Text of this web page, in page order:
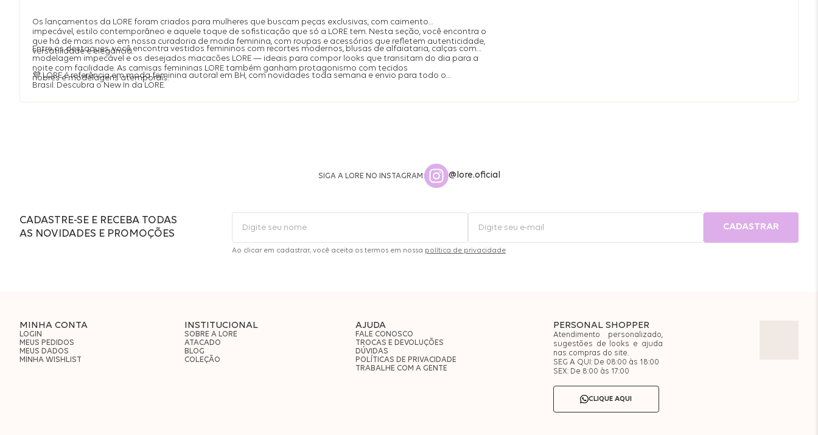
Os lançamentos da LORE foram criados para mulheres que buscam peças exclusivas, com caimento
impecável, estilo contemporâneo e aquele toque de sofisticação que só a LORE tem. Nesta seção, você encontra o
que há de mais novo em nossa curadoria de moda feminina, com roupas e acessórios que refletem autenticidade,
versatilidade e elegância.
Entre os destaques, você encontra vestidos femininos com recortes modernos, blusas de alfaiataria, calças com
modelagem impecável e os desejados macacões LORE — ideais para compor looks que transitam do dia para a
noite com facilidade. As camisas femininas LORE também ganham protagonismo com tecidos
nobres e modelagens atemporais.
💜 LORE é referência em moda feminina autoral em BH, com novidades toda semana e envio para todo o
Brasil. Descubra o New In da LORE.
SIGA A LORE NO INSTAGRAM: @lore.oficial
CADASTRE-SE E RECEBA TODAS
AS NOVIDADES E PROMOÇÕES
CADASTRAR
Ao clicar em cadastrar, você aceita os termos em nossa política de privacidade
MINHA CONTA
LOGIN
MEUS PEDIDOS
MEUS DADOS
MINHA WISHLIST
INSTITUCIONAL
SOBRE A LORE
ATACADO
BLOG
COLEÇÃO
AJUDA
FALE CONOSCO
TROCAS E DEVOLUÇÕES
DÚVIDAS
POLÍTICAS DE PRIVACIDADE
TRABALHE COM A GENTE
PERSONAL SHOPPER
Atendimento personalizado,
sugestões de looks e ajuda
nas compras do site.
SEG A QUI: De 08:00 às 18:00
SEX: De 8:00 às 17:00
CLIQUE AQUI